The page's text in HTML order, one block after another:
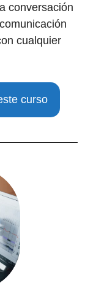
conversación
cualquier
curso